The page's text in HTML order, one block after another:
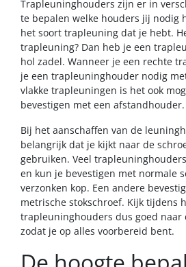
Trapleuninghouders zijn er in
te bepalen welke houders jij nodig
het soort trapleuning dat je hebt.
trapleuning? Dan heb je een
hol zadel. Wanneer je een rechte
je een trapleuninghouder nodig
vlakke trapleuningen is het ook
bevestigen met een afstandhouder.
Bij het aanschaffen van de
belangrijk dat je kijkt naar de
gebruiken. Veel
en kun je bevestigen met normale
verzonken kop. Een andere
metrische stokschroef. Kijk tijdens
trapleuninghouders dus goed naar
zodat je op alles voorbereid bent.